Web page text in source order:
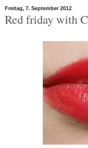
Freitag, 7. September 2012
Red friday with